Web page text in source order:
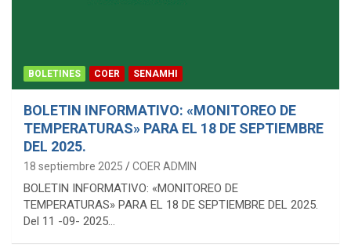
BOLETINES COER SENAMHI
BOLETIN INFORMATIVO: «MONITOREO DE
TEMPERATURAS» PARA EL 18 DE SEPTIEMBRE
DEL 2025.
18 septiembre 2025 COER ADMIN
BOLETIN INFORMATIVO: «MONITOREO DE
TEMPERATURAS» PARA EL 18 DE SEPTIEMBRE DEL 2025.
Del 11 -09- 2025…